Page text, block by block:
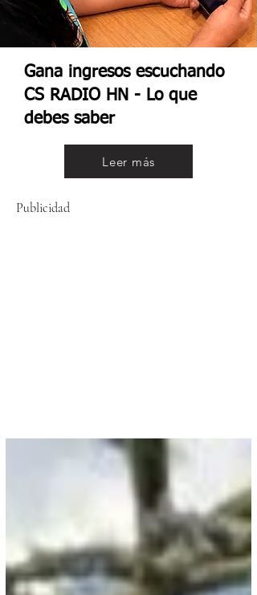
Gana ingresos escuchando
CS RADIO HN - Lo que
debes saber
Leer más
Publicidad